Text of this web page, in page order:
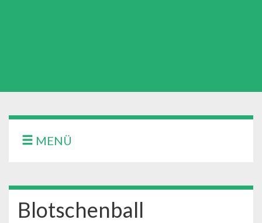
MENÜ
Blotschenball